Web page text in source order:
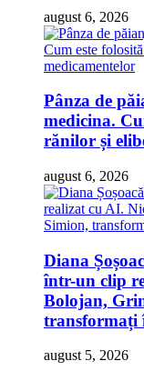
august 6, 2026
Pânza de
medicina.
rănilor și
august 6, 2026
Diana
într-un clip
Bolojan,
transformați
august 5, 2026